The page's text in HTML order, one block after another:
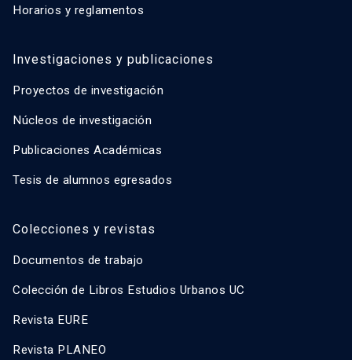
Horarios y reglamentos
Investigaciones y publicaciones
Proyectos de investigación
Núcleos de investigación
Publicaciones Académicas
Tesis de alumnos egresados
Colecciones y revistas
Documentos de trabajo
Colección de Libros Estudios Urbanos UC
Revista EURE
Revista PLANEO